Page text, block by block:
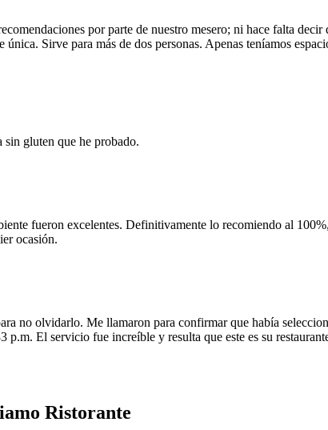
por parte de nuestro mesero; ni hace falta
Sirve para más de dos personas. Apenas teníamos
gluten que he probado.
fueron excelentes. Definitivamente lo recomiendo al
ocasión.
no olvidarlo. Me llamaron para confirmar que había
El servicio fue increíble y resulta que este es su
Ristorante